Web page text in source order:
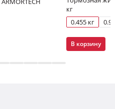
кг
0.455 кг
В корзину